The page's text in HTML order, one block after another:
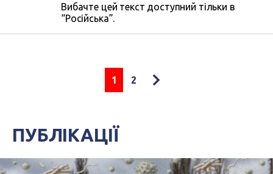
Вибачте цей текст доступний тільки в
“Російська”.
1 2
ПУБЛІКАЦІЇ